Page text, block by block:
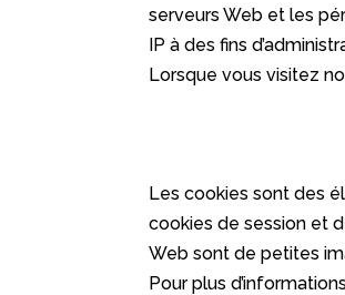
serveurs Web et les
IP à des fins
Lorsque vous visitez
Les cookies sont des
cookies de session et
Web sont de petites
Pour plus